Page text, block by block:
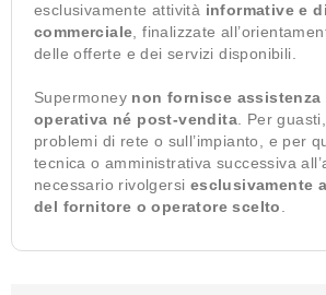
esclusivamente attività informative e
commerciale , finalizzate
delle offerte e dei servizi disponibili.
Supermoney non fornisce assistenza
operativa né post-vendita . Per
problemi di rete o sull’impianto, e per
tecnica o amministrativa successiva
necessario rivolgersi esclusivamente
del fornitore o operatore scelto